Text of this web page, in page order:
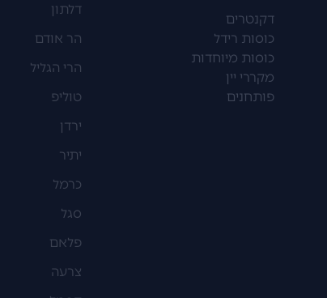
דקנטרים
כוסות רידל
כוסות מיוחדות
מקררי יין
פותחנים
דלתון
הר אודם
הרי הגליל
טוליפ
ירדן
יתיר
כרמל
סגל
פלאם
צרעה